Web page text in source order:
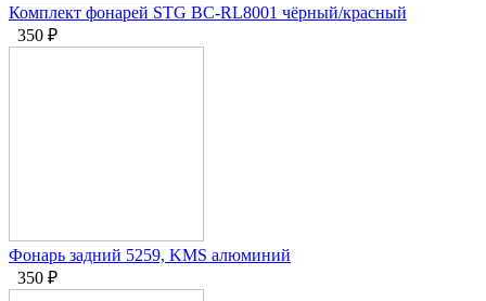
Комплект фонарей STG BC-RL8001 чёрный/красный
350 ₽
Фонарь задний 5259, KMS алюминий
350 ₽